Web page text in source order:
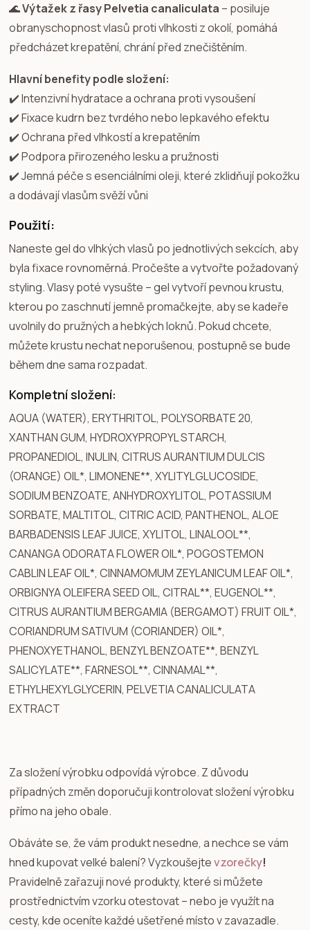
🌊Výtažek z řasy Pelvetia canaliculata – posiluje
obranyschopnost vlasů proti vlhkosti z okolí, pomáhá
předcházet krepatění, chrání před znečištěním.
Hlavní benefity podle složení:
✔️ Intenzivní hydratace a ochrana proti vysoušení
✔️ Fixace kudrn bez tvrdého nebo lepkavého efektu
✔️ Ochrana před vlhkostí a krepatěním
✔️ Podpora přirozeného lesku a pružnosti
✔️ Jemná péče s esenciálními oleji, které zklidňují pokožku
a dodávají vlasům svěží vůni
Použití:
Naneste gel do vlhkých vlasů po jednotlivých sekcích, aby
byla fixace rovnoměrná. Pročešte a vytvořte požadovaný
styling. Vlasy poté vysušte – gel vytvoří pevnou krustu,
kterou po zaschnutí jemně promačkejte, aby se kadeře
uvolnily do pružných a hebkých loknů. Pokud chcete,
můžete krustu nechat neporušenou, postupně se bude
během dne sama rozpadat.
Kompletní složení:
AQUA (WATER), ERYTHRITOL, POLYSORBATE 20,
XANTHAN GUM, HYDROXYPROPYL STARCH,
PROPANEDIOL, INULIN, CITRUS AURANTIUM DULCIS
(ORANGE) OIL*, LIMONENE**, XYLITYLGLUCOSIDE,
SODIUM BENZOATE, ANHYDROXYLITOL, POTASSIUM
SORBATE, MALTITOL, CITRIC ACID, PANTHENOL, ALOE
BARBADENSIS LEAF JUICE, XYLITOL, LINALOOL**,
CANANGA ODORATA FLOWER OIL*, POGOSTEMON
CABLIN LEAF OIL*, CINNAMOMUM ZEYLANICUM LEAF OIL*,
ORBIGNYA OLEIFERA SEED OIL, CITRAL**, EUGENOL**,
CITRUS AURANTIUM BERGAMIA (BERGAMOT) FRUIT OIL*,
CORIANDRUM SATIVUM (CORIANDER) OIL*,
PHENOXYETHANOL, BENZYL BENZOATE**, BENZYL
SALICYLATE**, FARNESOL**, CINNAMAL**,
ETHYLHEXYLGLYCERIN, PELVETIA CANALICULATA
EXTRACT
Za složení výrobku odpovídá výrobce. Z důvodu
případných změn doporučuji kontrolovat složení výrobku
přímo na jeho obale.
Obáváte se, že vám produkt nesedne, a nechce se vám
hned kupovat velké balení? Vyzkoušejtevzorečky!
Pravidelně zařazuji nové produkty, které si můžete
prostřednictvím vzorku otestovat – nebo je využít na
cesty, kde oceníte každé ušetřené místo v zavazadle.